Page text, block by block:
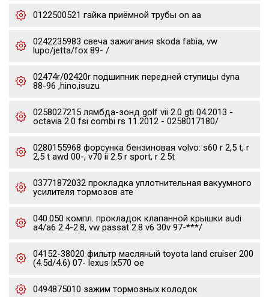
0122500521 гайка приёмной трубы on aa
0242235983 свеча зажигания skoda fabia, vw
lupo/jetta/fox 89- /
02474r/02420r подшипник передней ступицы dyna
88-96 ,hino,isuzu
0258027215 лямбда-зонд golf vii 2.0 gti 04.2013 -
octavia 2.0 fsi combi rs 11.2012 - 0258017180/
0280155968 форсунка бензиновая volvo: s60 r 2,5 t, r
2,5 t awd 00-, v70 ii 2.5 r sport, r 2.5t
03771872032 прокладка уплотнительная вакуумного
усилителя тормозов ате
040.050 компл. прокладок клапанной крышки audi
a4/a6 2.4-2.8, vw passat 2.8 v6 30v 97-***/
04152-38020 фильтр масляный toyota land cruiser 200
(4.5d/4.6) 07- lexus lx570 oe
0494875010 зажим тормозных колодок